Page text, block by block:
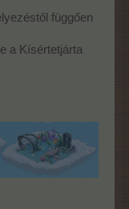
függően
a Kísértetjárta